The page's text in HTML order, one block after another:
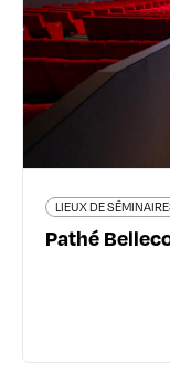
LIEUX DE
Pathé